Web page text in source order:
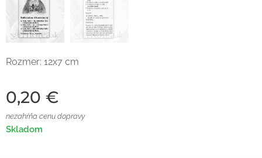
Rozmer: 12x7 cm
0,20 €
nezahŕňa cenu dopravy
Skladom